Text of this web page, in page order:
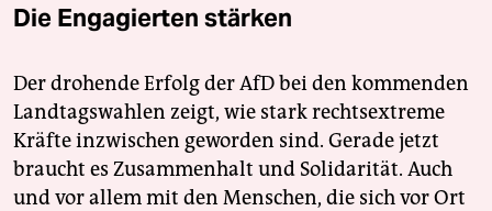
Die Engagierten stärken
Der drohende Erfolg der AfD bei den kommenden
Landtagswahlen zeigt, wie stark rechtsextreme
Kräfte inzwischen geworden sind. Gerade jetzt
braucht es Zusammenhalt und Solidarität. Auch
und vor allem mit den Menschen, die sich vor Ort